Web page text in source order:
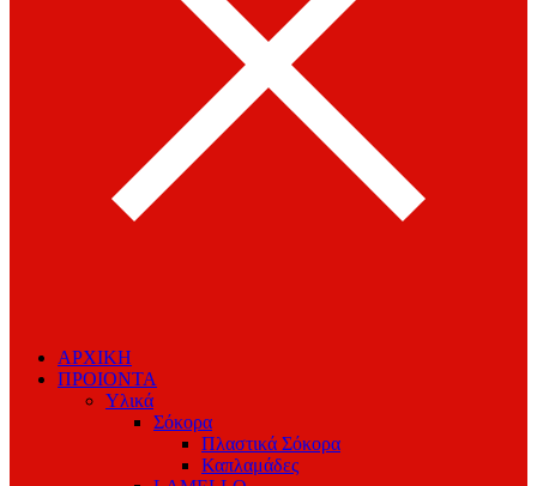
ΑΡΧΙΚΗ
ΠΡΟΙΟΝΤΑ
Υλικά
Σόκορα
Πλαστικά Σόκορα
Καπλαμάδες